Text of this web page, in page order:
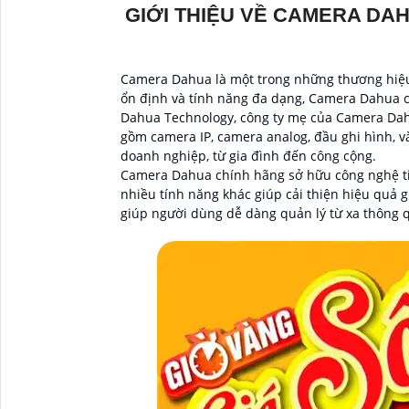
GIỚI THIỆU VỀ CAMERA
Camera Dahua là một trong những thương
ổn định và tính năng đa dạng, Camera
Dahua Technology, công ty mẹ của Camera
gồm camera IP, camera analog, đầu ghi hình,
doanh nghiệp, từ gia đình đến công cộng.
Camera Dahua chính hãng sở hữu công
nhiều tính năng khác giúp cải thiện hiệu quả
giúp người dùng dễ dàng quản lý từ xa thông